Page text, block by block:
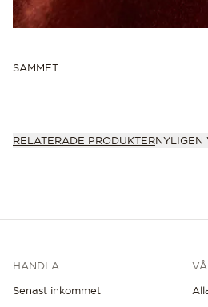
SAMMET
RELATERADE PRODUKTERNYLIGEN
HANDLA
Senast inkommet